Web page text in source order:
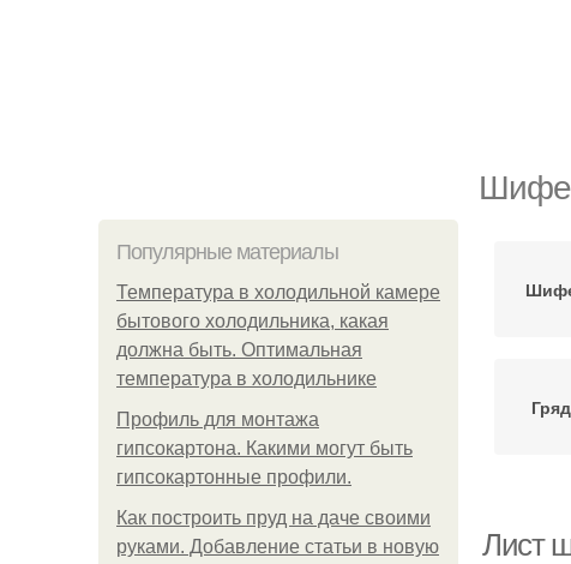
Популярные материалы
Температура в холодильной камере
бытового холодильника, какая
должна быть. Оптимальная
температура в холодильнике
Профиль для монтажа
гипсокартона. Какими могут быть
гипсокартонные профили.
Как построить пруд на даче своими
руками. Добавление статьи в новую
Лист